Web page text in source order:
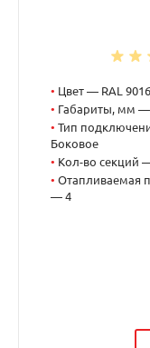
• Цвет — RAL
• Габариты, мм —
• Тип
Боковое
• Кол-во секций
• Отапливаемая
— 4